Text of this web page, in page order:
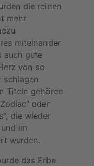
die reinen
mehr
miteinander
auch gute
von so
schlagen
Titeln gehören
oder
die wieder
im
wurden.
das Erbe